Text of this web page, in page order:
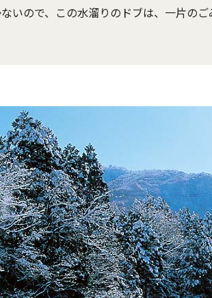
いので、この水溜りのドブは、一片の